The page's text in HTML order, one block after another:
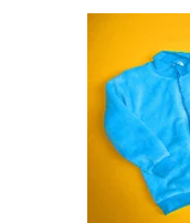
Teplá huňatá mikina
Dostupnost:
Arex, ČR